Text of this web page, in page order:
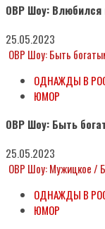
ОВР Шоу: Влюбился
25.05.2023
ОВР Шоу: Быть
ОДНАЖДЫ В
ЮМОР
ОВР Шоу: Быть
25.05.2023
ОВР Шоу: Мужицкое /
ОДНАЖДЫ В
ЮМОР